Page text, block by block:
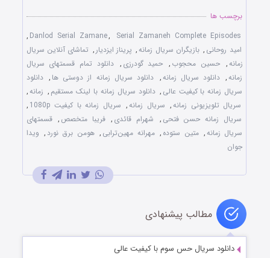
برچسب ها
Danlod Serial Zamane, Serial Zamaneh Complete Episodes
,
امید روحانی , بازیگران سریال زمانه, پریناز ایزدیار , تماشای آنلاین سریال
زمانه, حسین محجوب , حمید گودرزی , دانلود تمام قسمتهای سریال
زمانه, دانلود سریال زمانه, دانلود سریال زمانه از دوستی ها , دانلود
سریال زمانه با کیفیت عالی , دانلود سریال زمانه با لینک مستقیم , زمانه,
سریال تلویزیونی زمانه, سریال زمانه, سریال زمانه با کیفیت 1080p
,
سریال زمانه حسن فتحی , شهرام قائدی , فریبا متخصص , قسمتهای
سریال زمانه, متین ستوده , مهرانه مهین‌ترابی , هومن برق نورد , ویدا
جوان
مطالب پیشنهادی
دانلود سریال حس سوم با کیفیت عالی